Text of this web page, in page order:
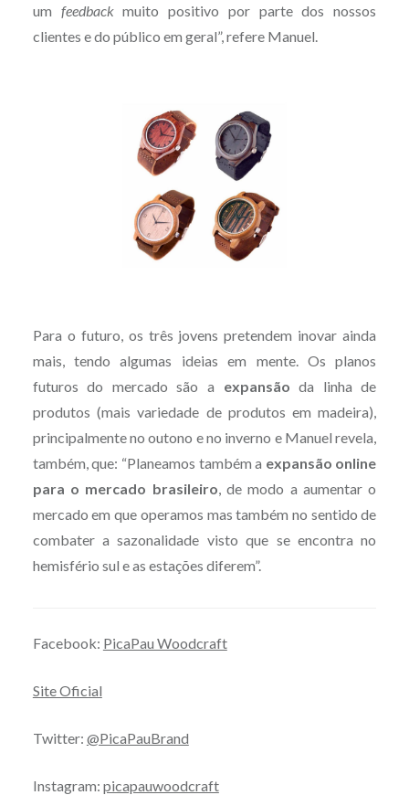
um feedbackmuito positivo por parte dos nossos
clientes e do público em geral”, refere Manuel.
Para o futuro, os três jovens pretendem inovar ainda
mais, tendo algumas ideias em mente. Os planos
futuros do mercado são a expansão da linha de
produtos (mais variedade de produtos em madeira),
principalmente no outono e no inverno e Manuel revela,
também, que: “Planeamos também a expansão online
para o mercado brasileiro , de modo a aumentar o
mercado em que operamos mas também no sentido de
combater a sazonalidade visto que se encontra no
hemisfério sul e as estações diferem”.
Facebook: PicaPau Woodcraft
Site Oficial
Twitter: @PicaPauBrand
Instagram: picapauwoodcraft